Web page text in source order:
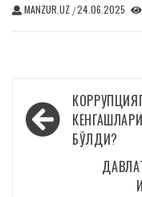
MANZUR.UZ /24.06.2025
Навигация
по
записямБЎЛДИ?